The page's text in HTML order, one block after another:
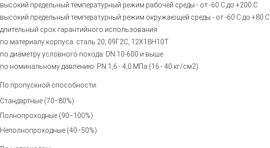
высокий предельный температурный режим рабочей среды - от -60 С до +200 С
высокий предельный температурный режим окружающей среды - от -60 С до +80 С
длительный срок гарантийного использования
по материалу корпуса: сталь 20, 09Г2С, 12Х18Н10Т
по диаметру условного похода: DN 10-600 и выше
по номинальному давлению: PN 1,6 - 4,0 МПа (16 - 40 кг/см2).
По пропускной способности:
Стандартные (70−80%)
Полнопроходные (90−100%)
Неполнопроходные (40−50%)